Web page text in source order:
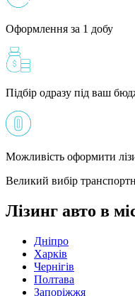
Оформлення за 1 добу
Підбір одразу під ваш
Можливість оформити
Великий вибір
Лізинг авто в
Дніпро
Харків
Чернігів
Полтава
Запоріжжя